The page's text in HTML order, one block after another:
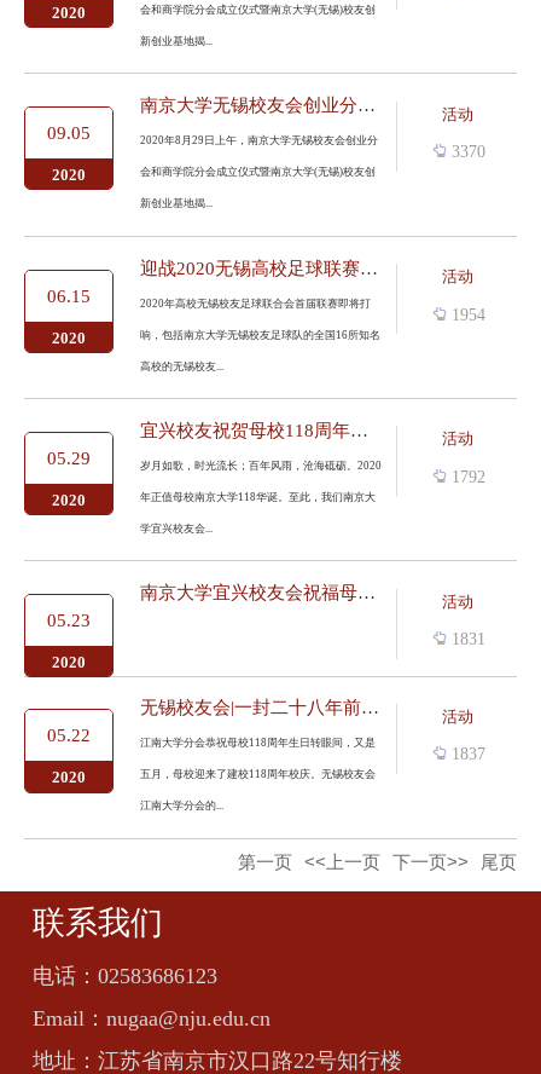
2020 会和商学院分会成立仪式暨南京大学(无锡)校友创
新创业基地揭...
09.05
2020
活动
3370
南京大学无锡校友会创业分会、商学院分会成立仪式暨创新创业基地...
2020年8月29日上午，南京大学无锡校友会创业分
会和商学院分会成立仪式暨南京大学(无锡)校友创
新创业基地揭...
06.15
2020
活动
1954
迎战2020无锡高校足球联赛暨南京大学无锡校友会足球俱乐部冠名签...
2020年高校无锡校友足球联合会首届联赛即将打
响，包括南京大学无锡校友足球队的全国16所知名
高校的无锡校友...
05.29
2020
活动
1792
宜兴校友祝贺母校118周年华诞
岁月如歌，时光流长；百年风雨，沧海砥砺。2020
年正值母校南京大学118华诞。至此，我们南京大
学宜兴校友会...
05.23
2020
活动
1831
南京大学宜兴校友会祝福母校118周年生日快乐
05.22
2020
活动
1837
无锡校友会|一封二十八年前的来信｜祝母校118岁华诞
江南大学分会恭祝母校118周年生日转眼间，又是
五月，母校迎来了建校118周年校庆。无锡校友会
江南大学分会的...
第一页 <<上一页 下一页>> 尾页
联系我们
电话： 02583686123
Email： nugaa@nju.edu.cn
地址： 江苏省南京市汉口路22号知行楼